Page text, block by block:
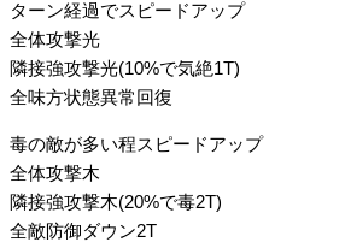
ターン経過でスピードアップ
全体攻撃光
隣接強攻撃光(10%で気絶1T)
全味方状態異常回復
毒の敵が多い程スピードアップ
全体攻撃木
隣接強攻撃木(20%で毒2T)
全敵防御ダウン2T